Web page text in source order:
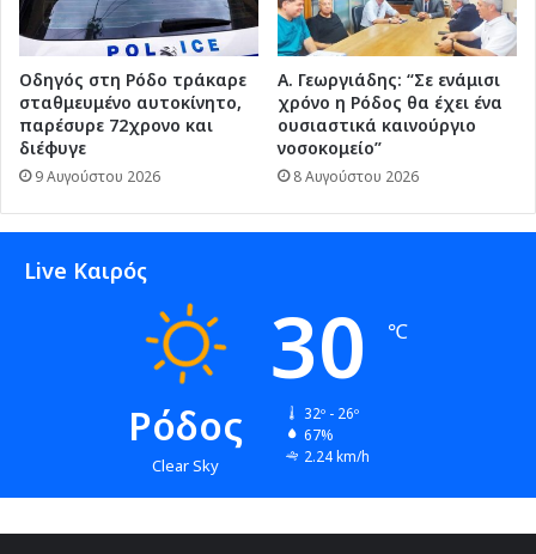
Οδηγός στη Ρόδο τράκαρε
σταθμευμένο αυτοκίνητο,
παρέσυρε 72χρονο και
διέφυγε
9 Αυγούστου 2026
Α. Γεωργιάδης: “Σε ενάμισι
χρόνο η Ρόδος θα έχει ένα
ουσιαστικά καινούργιο
νοσοκομείο”
8 Αυγούστου 2026
Live Καιρός
Ρόδος
Clear Sky
30 ℃
32º - 26º
67%
2.24 km/h